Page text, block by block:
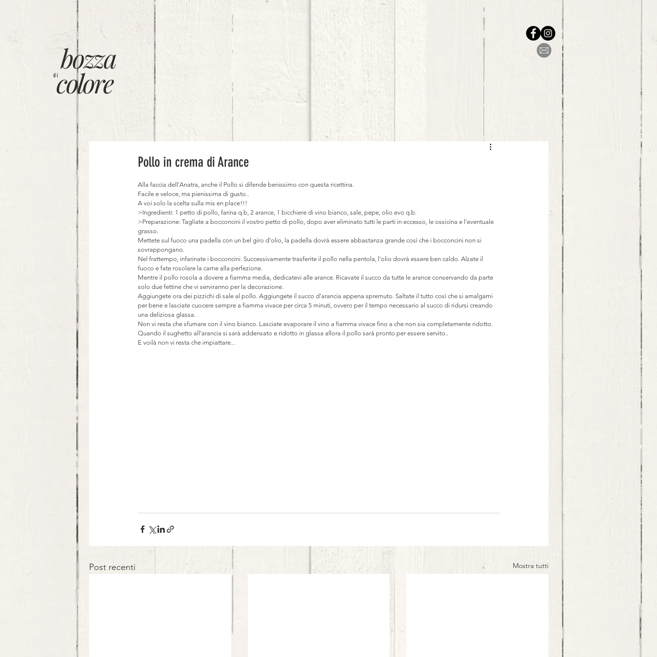
bozza
colore
di
Pollo in crema di Arance
Alla faccia dell'Anatra, anche il Pollo si difende benissimo con questa ricettina.
Facile e veloce, ma pienissima di gusto..
A voi solo la scelta sulla mis en place!!!
>Ingredienti: 1 petto di pollo, farina q.b, 2 arance, 1 bicchiere di vino bianco, sale, pepe, olio evo q.b.
>Preparazione: Tagliate a bocconcini il vostro petto di pollo, dopo aver eliminato tutti le parti in eccesso, le ossicina e l'eventuale
grasso.
Mettete sul fuoco una padella con un bel giro d'olio, la padella dovrà essere abbastanza grande così che i bocconcini non si
sovrappongano.
Nel frattempo, infarinate i bocconcini. Successivamente trasferite il pollo nella pentola, l'olio dovrà essere ben caldo. Alzate il
fuoco e fate rosolare la carne alla perfezione.
Mentre il pollo rosola a dovere a fiamma media, dedicatevi alle arance. Ricavate il succo da tutte le arance conservando da parte
solo due fettine che vi serviranno per la decorazione.
Aggiungete ora dei pizzichi di sale al pollo. Aggiungete il succo d'arancia appena spremuto. Saltate il tutto così che si amalgami
per bene e lasciate cuocere sempre a fiamma vivace per circa 5 minuti, ovvero per il tempo necessario al succo di ridursi creando
una deliziosa glassa.
Non vi resta che sfumare con il vino bianco. Lasciate evaporare il vino a fiamma vivace fino a che non sia completamente ridotto.
Quando il sughetto all'arancia si sarà addensato e ridotto in glassa allora il pollo sarà pronto per essere servito..
E voilà non vi resta che impiattare...
Post recenti Mostra tutti